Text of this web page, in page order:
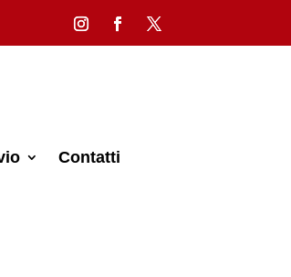
Contatti